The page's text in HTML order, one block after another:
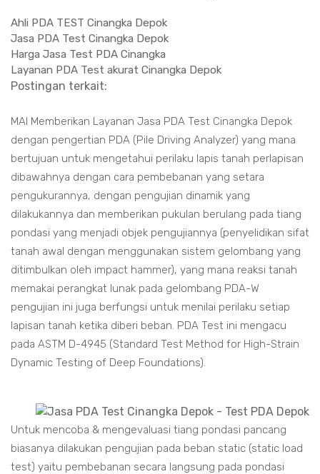
Ahli PDA TEST Cinangka Depok
Jasa PDA Test Cinangka Depok
Harga Jasa Test PDA Cinangka
Layanan PDA Test akurat Cinangka Depok
Postingan terkait:
MAI Memberikan Layanan Jasa PDA Test Cinangka Depok
dengan pengertian PDA (Pile Driving Analyzer) yang mana
bertujuan untuk mengetahui perilaku lapis tanah perlapisan
dibawahnya dengan cara pembebanan yang setara
pengukurannya, dengan pengujian dinamik yang
dilakukannya dan memberikan pukulan berulang pada tiang
pondasi yang menjadi objek pengujiannya (penyelidikan sifat
tanah awal dengan menggunakan sistem gelombang yang
ditimbulkan oleh impact hammer), yang mana reaksi tanah
memakai perangkat lunak pada gelombang PDA-W
pengujian ini juga berfungsi untuk menilai perilaku setiap
lapisan tanah ketika diberi beban. PDA Test ini mengacu
pada ASTM D-4945 (Standard Test Method for High-Strain
Dynamic Testing of Deep Foundations).
Untuk mencoba & mengevaluasi tiang pondasi pancang
biasanya dilakukan pengujian pada beban static (static load
test) yaitu pembebanan secara langsung pada pondasi